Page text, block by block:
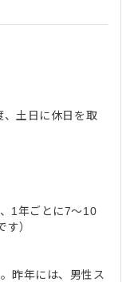
土日に休日を取
1年ごとに7～10
）
昨年には、男性ス